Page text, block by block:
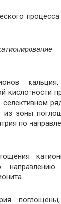
кислотности
селективном
из зоны
по
поглощены,